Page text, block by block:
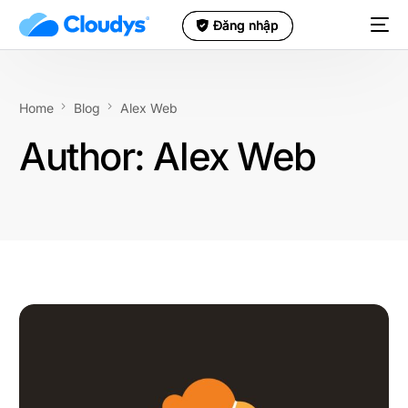
Đăng nhập
Đăng nhập
Home Blog Alex Web
Author: Alex Web